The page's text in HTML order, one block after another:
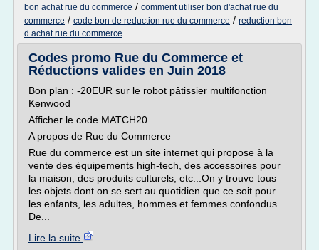
bon achat rue du commerce / comment utiliser bon d'achat rue du
commerce / code bon de reduction rue du commerce / reduction bon
d achat rue du commerce
Codes promo Rue du Commerce et
Réductions valides en Juin 2018
Bon plan : -20EUR sur le robot pâtissier multifonction
Kenwood
Afficher le code MATCH20
A propos de Rue du Commerce
Rue du commerce est un site internet qui propose à la
vente des équipements high-tech, des accessoires pour
la maison, des produits culturels, etc...On y trouve tous
les objets dont on se sert au quotidien que ce soit pour
les enfants, les adultes, hommes et femmes confondus.
De...
Lire la suite